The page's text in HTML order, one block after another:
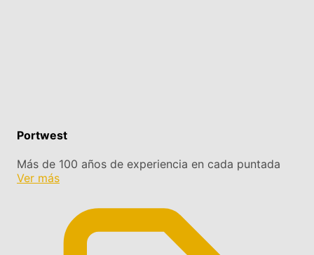
Portwest
Más de 100 años de experiencia en cada puntada
Ver más